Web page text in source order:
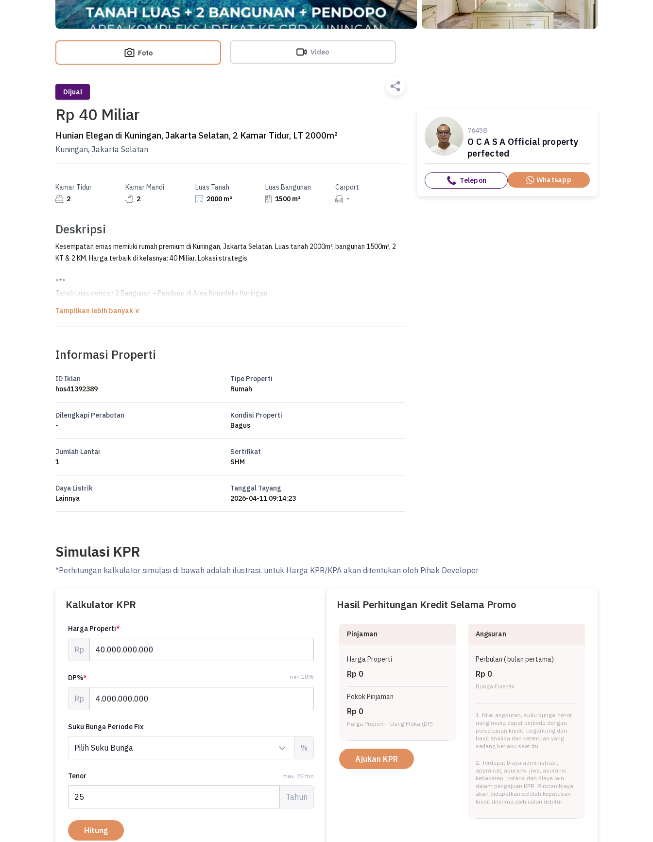
Foto Video
Dijual
Rp 40 Miliar
Hunian Elegan di Kuningan, Jakarta Selatan, 2 Kamar Tidur, LT 2000m²
Kuningan, Jakarta Selatan
Kamar Tidur
2
Kamar Mandi
2
Luas Tanah
2000 m²
Luas Bangunan
1500 m²
Carport
-
Deskripsi
Kesempatan emas memiliki rumah premium di Kuningan, Jakarta Selatan. Luas tanah 2000m², bangunan 1500m², 2
KT & 2 KM. Harga terbaik di kelasnya: 40 Miliar. Lokasi strategis.
***
Tanah Luas dengan 2 Bangunan + Pendopo di Area Kompleks Kuningan
FOR SALE / DIJUAL
AREA KOMPLEKS, LOKASI PREMIUM & STRATEGIS
Luas Tanah ±2000 m²
Luas Bangunan ±1500 m²
Kolam Renang
3 SHM
#Ocasa4991
Listed by Ocasa
Informasi Properti
ID Iklan
hos41392389
Tipe Properti
Rumah
Dilengkapi Perabotan
-
Kondisi Properti
Bagus
Jumlah Lantai
1
Sertifikat
SHM
Daya Listrik
Lainnya
Tanggal Tayang
2026-04-11 09:14:23
76458
O C A S A Official property
perfected
Telepon Whatsapp
Simulasi KPR
*Perhitungan kalkulator simulasi di bawah adalah ilustrasi. untuk Harga KPR/KPA akan ditentukan oleh Pihak Developer
Kalkulator KPR
Harga Properti*
Rp
DP%* min 10%
Rp
Suku Bunga Periode Fix
%
Tenor max. 25 thn
Tahun
Hitung
Hasil Perhitungan Kredit Selama Promo
Pinjaman
Harga Properti
Rp 0
Pokok Pinjaman
Rp 0
Harga Properti - Uang Muka (DP)
Ajukan KPR
Angsuran
Perbulan (bulan pertama)
Rp 0
Bunga Fixed%
1. Nilai angsuran, suku bunga, tenor,
uang muka dapat berbeda dengan
persetujuan kredit, tergantung dari
hasil analisa dan ketentuan yang
sedang berlaku saat itu.
2. Terdapat biaya administrasi,
appraisal, asuransi jiwa, asuransi
kebakaran, notaris dan biaya lain
dalam pengajuan KPR. Rincian biaya
akan didapatkan setelah keputusan
kredit diterima oleh calon debitur.